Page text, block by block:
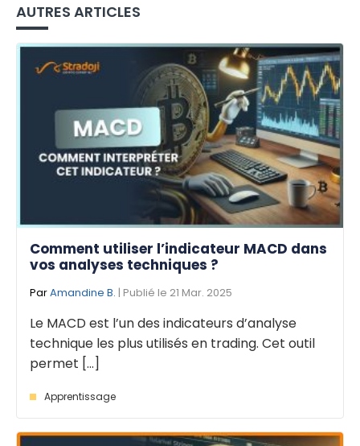
AUTRES ARTICLES
Comment utiliser l’indicateur MACD dans
vos analyses techniques ?
ParAmandine B. | Publié le 21 Mar. 2025
Le MACD est l’un des indicateurs d’analyse
technique les plus utilisés en trading. Cet outil
permet [...]
Apprentissage